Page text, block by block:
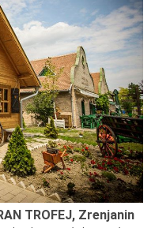
TROFEJ, Zrenjanin